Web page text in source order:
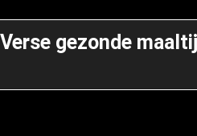
Verse gezonde